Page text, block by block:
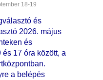
18-19
és
2026. május
és
és 17 óra között, a
a belépés